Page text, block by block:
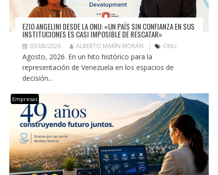
EZIO ANGELINI DESDE LA ONU: «UN PAÍS SIN CONFIANZA EN SUS
INSTITUCIONES ES CASI IMPOSIBLE DE RESCATAR»
03/08/2026 ALBERTO MARÍN MORÁN ONU
Agosto, 2026. En un hito histórico para la
representación de Venezuela en los espacios de
decisión...
Empresas